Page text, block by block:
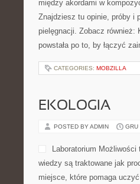
między akordami w
Znajdziesz tu opinie, próby i
pielęgnacji. Zobacz również:
powstała po to, by łączyć
CATEGORIES: MOBZILLA
EKOLOGIA
POSTED BY ADMIN GRU
Laboratorium
wiedzy są traktowane jak
miejsce, które pomaga